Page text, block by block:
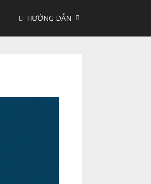
HƯỚNG DẪN